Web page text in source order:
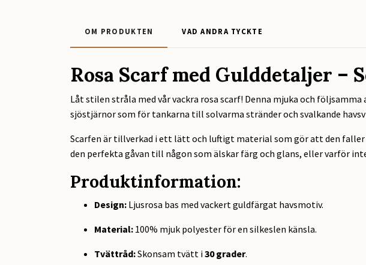
OM PRODUKTEN VAD ANDRA TYCKTE
Rosa Scarf med Gulddetaljer –
Låt stilen stråla med vår vackra rosa scarf! Denna mjuka och
sjöstjärnor som för tankarna till solvarma stränder och svalkande
Scarfen är tillverkad i ett lätt och luftigt material som gör att den faller
den perfekta gåvan till någon som älskar färg och glans, eller varför
Produktinformation:
Design: Ljusrosa bas med vackert guldfärgat havsmotiv.
Material: 100% mjuk polyester för en silkeslen känsla.
Tvättråd:Skonsam tvätt i30 grader.